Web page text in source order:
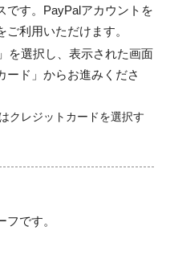
です。PayPalアカウントを
利用いただけます。
を選択し、表示された画面
ード」からお進みくださ
です。